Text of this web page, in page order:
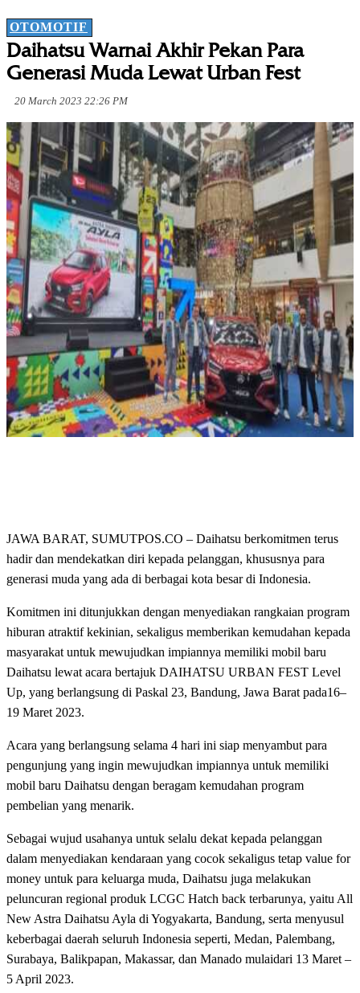
OTOMOTIF
Daihatsu Warnai Akhir Pekan Para
Generasi Muda Lewat Urban Fest
20 March 2023 22:26 PM
JAWA BARAT, SUMUTPOS.CO – Daihatsu berkomitmen terus
hadir dan mendekatkan diri kepada pelanggan, khususnya para
generasi muda yang ada di berbagai kota besar di Indonesia.
Komitmen ini ditunjukkan dengan menyediakan rangkaian program
hiburan atraktif kekinian, sekaligus memberikan kemudahan kepada
masyarakat untuk mewujudkan impiannya memiliki mobil baru
Daihatsu lewat acara bertajuk DAIHATSU URBAN FEST Level
Up, yang berlangsung di Paskal 23, Bandung, Jawa Barat pada16–
19 Maret 2023.
Acara yang berlangsung selama 4 hari ini siap menyambut para
pengunjung yang ingin mewujudkan impiannya untuk memiliki
mobil baru Daihatsu dengan beragam kemudahan program
pembelian yang menarik.
Sebagai wujud usahanya untuk selalu dekat kepada pelanggan
dalam menyediakan kendaraan yang cocok sekaligus tetap value for
money untuk para keluarga muda, Daihatsu juga melakukan
peluncuran regional produk LCGC Hatch back terbarunya, yaitu All
New Astra Daihatsu Ayla di Yogyakarta, Bandung, serta menyusul
keberbagai daerah seluruh Indonesia seperti, Medan, Palembang,
Surabaya, Balikpapan, Makassar, dan Manado mulaidari 13 Maret –
5 April 2023.